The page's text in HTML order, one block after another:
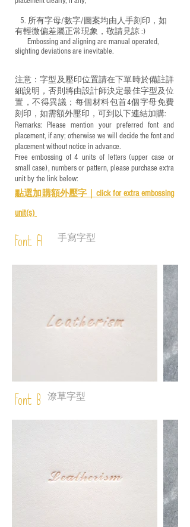
5. 所有字母/數字/圖案均由人手刻印，如
有輕微偏差屬正常現象，敬請見諒 :)
​ Embossing and aligning are manual operated,
slighting deviations are inevitable.
注意：字型及壓印位置請在下單時於備註詳
細說明，否則將由設計師決定最佳字型及位
置，不得異議；每個材料包首4個字母免費
刻印，如需額外壓印，可到以下連結加購:
Remarks: Please mention your preferred font and
placement, if any; otherwise we will decide the font and
placement without notice in advance.
Free embossing of 4 units of letters (upper case or
small case), numbers or pattern, please purchase extra
unit by the link below:
點選加購額外壓字｜ click for extra embossing
unit(s)
Font A 手寫字型
Font B 潦草字型